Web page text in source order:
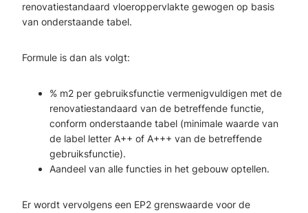
renovatiestandaard vloeroppervlakte gewogen op basis
van onderstaande tabel.
Formule is dan als volgt:
% m2 per gebruiksfunctie vermenigvuldigen met de
renovatiestandaard van de betreffende functie,
conform onderstaande tabel (minimale waarde van
de label letter A++ of A+++ van de betreffende
gebruiksfunctie).
Aandeel van alle functies in het gebouw optellen.
Er wordt vervolgens een EP2 grenswaarde voor de